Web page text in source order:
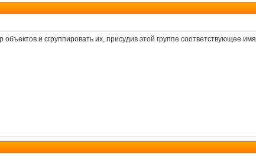
и сгруппировать их, присудив этой группе соответствующее имя